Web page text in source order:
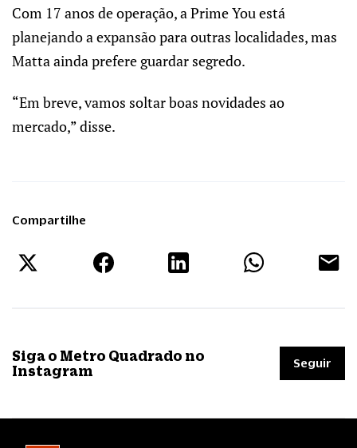
Com 17 anos de operação, a Prime You está
planejando a expansão para outras localidades, mas
Matta ainda prefere guardar segredo.
“Em breve, vamos soltar boas novidades ao
mercado,” disse.
Compartilhe
Siga o Metro Quadrado no
Instagram
Seguir